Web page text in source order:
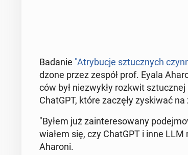
Badanie "Atry­bu­cje sztucz­nych
dzo­ne przez zespół prof. Eyala
ców był nie­zwy­kły rozkwit
ChatGPT, które zaczęły zy­ski­wać
"Byłem już za­in­te­re­so­wa­ny
wia­łem się, czy ChatGPT i inne
Aharoni.